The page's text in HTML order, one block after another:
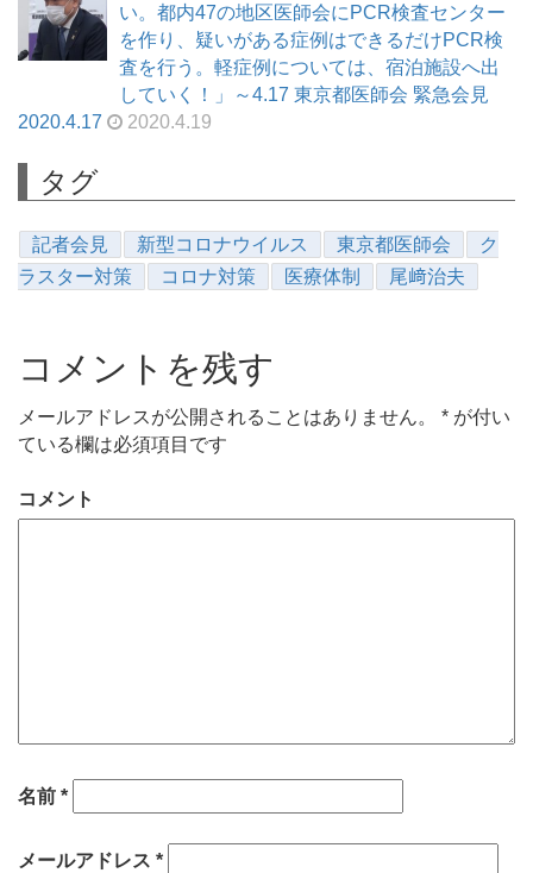
い。都内47の地区医師会にPCR検査センター
を作り、疑いがある症例はできるだけPCR検
査を行う。軽症例については、宿泊施設へ出
していく！」～4.17 東京都医師会 緊急会見
2020.4.17
2020.4.19
タグ
記者会見 新型コロナウイルス 東京都医師会
ク
ラスター対策
コロナ対策 医療体制 尾﨑治夫
コメントを残す
メールアドレスが公開されることはありません。 * が付い
ている欄は必須項目です
コメント
名前 *
メールアドレス *